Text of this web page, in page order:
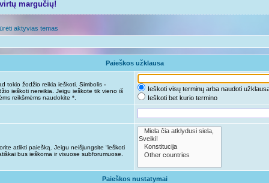
margučių!
aktyvias temas
Paieškos užklausa
tokio žodžio reikia ieškoti. Simbolis -
ieškoti nereikia. Jeigu ieškote tik vieno iš
reikšmėms naudokite *.
Ieškoti visų terminų arba naudoti
Ieškoti bet kurio termino
atlikti paiešką. Jeigu neišjungsite “ieškoti
bus ieškoma ir visuose subforumuose.
Paieškos nustatymai